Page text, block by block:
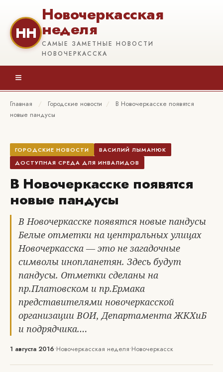
НН
Новочеркасская
неделя
САМЫЕ ЗАМЕТНЫЕ НОВОСТИ
НОВОЧЕРКАССКА
≡
Главная / Городские новости /
В Новочеркасске появятся
новые пандусы
ГОРОДСКИЕ НОВОСТИ
ВАСИЛИЙ ЛЫМАНЮК
ДОСТУПНАЯ СРЕДА ДЛЯ ИНВАЛИДОВ
В Новочеркасске появятся
новые пандусы
В Новочеркасске появятся новые пандусы
Белые отметки на центральных улицах
Новочеркасска — это не загадочные
символы инопланетян. Здесь будут
пандусы. Отметки сделаны на
пр.Платовском и пр.Ермака
представителями новочеркасской
организации ВОИ, Департамента ЖКХиБ
и подрядчика.…
1 августа 2016•Новочеркасская неделя•Новочеркасск